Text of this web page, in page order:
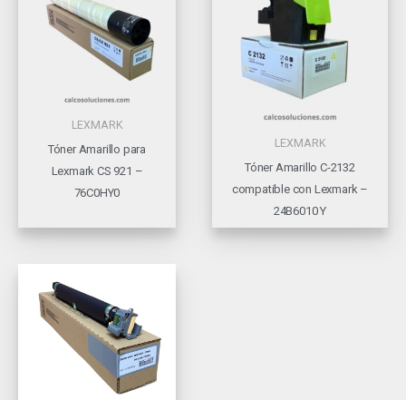
LEXMARK
Tóner Amarillo para
Lexmark CS 921 –
76C0HY0
LEXMARK
Tóner Amarillo C-2132
compatible con Lexmark –
24B6010 Y